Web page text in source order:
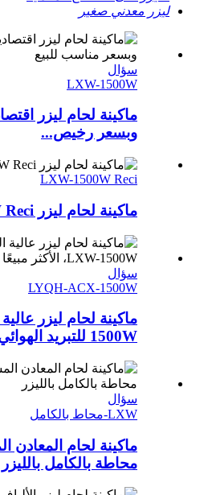
ليزر معدني صغير
سؤال
LXW-1500W
ماكينة لحام ليزر
وبسعر رخيص...
LXW-1500W Reci
ماكينة لحام ليزر LXW-1500W Reci
سؤال
LYQH-ACX-1500W
1500W للتبريد الهوائي، الأكثر مبيعًا...
سؤال
LXW-محاط بالكامل
محاطة بالكامل بالليزر